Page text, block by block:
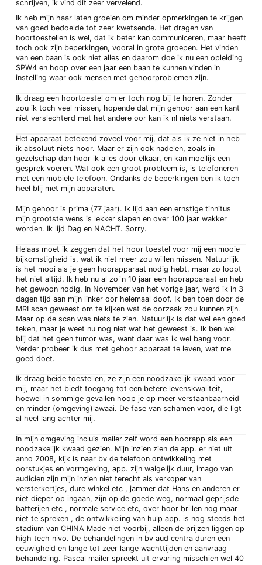
schrijven, ik vind dit zeer vervelend.
Ik heb mijn haar laten groeien om minder opmerkingen te krijgen
van goed bedoelde tot zeer kwetsende. Het dragen van
hoortoestellen is wel, dat ik beter kan communiceren, maar heeft
toch ook zijn beperkingen, vooral in grote groepen. Het vinden
van een baan is ook niet alles en daarom doe ik nu een opleiding
SPW4 en hoop over een jaar een baan te kunnen vinden in
instelling waar ook mensen met gehoorproblemen zijn.
Ik draag een hoortoestel om er toch nog bij te horen. Zonder
zou ik toch veel missen, hopende dat mijn gehoor aan een kant
niet verslechterd met het andere oor kan ik nl niets verstaan.
Het apparaat betekend zoveel voor mij, dat als ik ze niet in heb
ik absoluut niets hoor. Maar er zijn ook nadelen, zoals in
gezelschap dan hoor ik alles door elkaar, en kan moeilijk een
gesprek voeren. Wat ook een groot probleem is, is telefoneren
met een mobiele telefoon. Ondanks de beperkingen ben ik toch
heel blij met mijn apparaten.
Mijn gehoor is prima (77 jaar). Ik lijd aan een ernstige tinnitus
mijn grootste wens is lekker slapen en over 100 jaar wakker
worden. Ik lijd Dag en NACHT. Sorry.
Helaas moet ik zeggen dat het hoor toestel voor mij een mooie
bijkomstigheid is, wat ik niet meer zou willen missen. Natuurlijk
is het mooi als je geen hoorapparaat nodig hebt, maar zo loopt
het niet altijd. Ik heb nu al zo`n 10 jaar een hoorapparaat en heb
het gewoon nodig. In November van het vorige jaar, werd ik in 3
dagen tijd aan mijn linker oor helemaal doof. Ik ben toen door de
MRI scan geweest om te kijken wat de oorzaak zou kunnen zijn.
Maar op de scan was niets te zien. Natuurlijk is dat wel een goed
teken, maar je weet nu nog niet wat het geweest is. Ik ben wel
blij dat het geen tumor was, want daar was ik wel bang voor.
Verder probeer ik dus met gehoor apparaat te leven, wat me
goed doet.
Ik draag beide toestellen, ze zijn een noodzakelijk kwaad voor
mij, maar het biedt toegang tot een betere levenskwaliteit,
hoewel in sommige gevallen hoop je op meer verstaanbaarheid
en minder (omgeving)lawaai. De fase van schamen voor, die ligt
al heel lang achter mij.
In mijn omgeving incluis mailer zelf word een hoorapp als een
noodzakelijk kwaad gezien. Mijn inzien zien de app. er niet uit
anno 2008, kijk is naar bv de telefoon ontwikkeling met
oorstukjes en vormgeving, app. zijn walgelijk duur, imago van
audicien zijn mijn inzien niet terecht als verkoper van
versterkertjes, dure winkel etc , jammer dat Hans en anderen er
niet dieper op ingaan, zijn op de goede weg, normaal geprijsde
batterijen etc , normale service etc, over hoor brillen nog maar
niet te spreken , de ontwikkeling van hulp app. is nog steeds het
stadium van CHINA Made niet voorbij, alleen de prijzen liggen op
high tech nivo. De behandelingen in bv aud centra duren een
eeuwigheid en lange tot zeer lange wachttijden en aanvraag
behandeling. Pascal mailer spreekt uit ervaring misschien wel 40